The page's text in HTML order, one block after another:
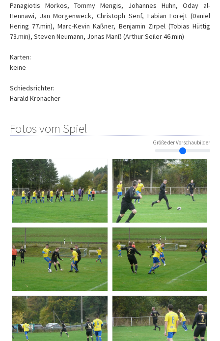
Panagiotis Morkos, Tommy Mengis, Johannes Huhn, Oday al-
Hennawi, Jan Morgenweck, Christoph Senf, Fabian Forejt (Daniel
Hering 77.min), Marc-Kevin Kaßner, Benjamin Zirpel (Tobias Hüttig
73.min), Steven Neumann, Jonas Manß (Arthur Seiler 46.min)
Karten:
keine
Schiedsrichter:
Harald Kronacher
Fotos vom Spiel
Größe der Vorschaubilder